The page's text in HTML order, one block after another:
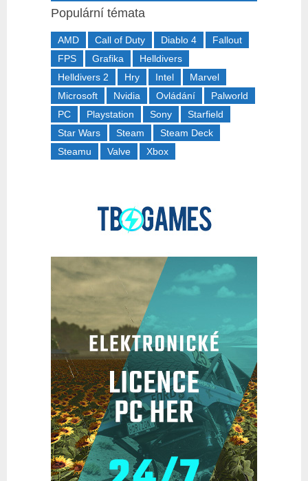
Populární témata
AMD Call of Duty Diablo 4
Fallout
FPS
Grafika
Helldivers
Helldivers 2
Hry Intel
Marvel
Microsoft
Nvidia Ovládání
Palworld
PC
Playstation Sony
Starfield
Star Wars
Steam
Steam Deck
Steamu
Valve Xbox